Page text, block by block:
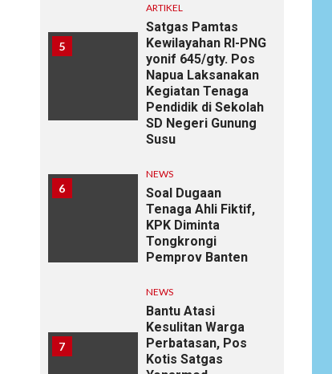
5
ARTIKEL
Satgas Pamtas
Kewilayahan RI-PNG
yonif 645/gty. Pos
Napua Laksanakan
Kegiatan Tenaga
Pendidik di Sekolah
SD Negeri Gunung
Susu
6
NEWS
Soal Dugaan
Tenaga Ahli Fiktif,
KPK Diminta
Tongkrongi
Pemprov Banten
7
NEWS
Bantu Atasi
Kesulitan Warga
Perbatasan, Pos
Kotis Satgas